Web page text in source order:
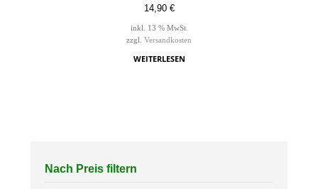
14,90 €
inkl. 13 % MwSt.
zzgl. Versandkosten
WEITERLESEN
Nach Preis filtern